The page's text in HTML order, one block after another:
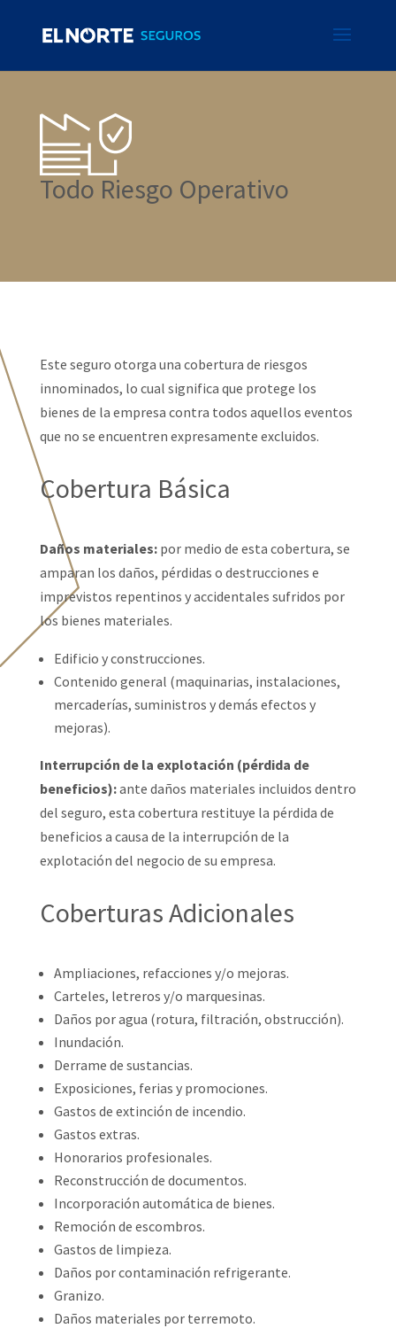
Todo Riesgo Operativo
Este seguro otorga una cobertura de riesgos
innominados, lo cual significa que protege los
bienes de la empresa contra todos aquellos eventos
que no se encuentren expresamente excluidos.
Cobertura Básica
Daños materiales:por medio de esta cobertura, se
amparan los daños, pérdidas o destrucciones e
imprevistos repentinos y accidentales sufridos por
los bienes materiales.
Edificio y construcciones.
Contenido general (maquinarias, instalaciones,
mercaderías, suministros y demás efectos y
mejoras).
Interrupción de la explotación (pérdida de
beneficios):ante daños materiales incluidos dentro
del seguro, esta cobertura restituye la pérdida de
beneficios a causa de la interrupción de la
explotación del negocio de su empresa.
Coberturas Adicionales
Ampliaciones, refacciones y/o mejoras.
Carteles, letreros y/o marquesinas.
Daños por agua (rotura, filtración, obstrucción).
Inundación.
Derrame de sustancias.
Exposiciones, ferias y promociones.
Gastos de extinción de incendio.
Gastos extras.
Honorarios profesionales.
Reconstrucción de documentos.
Incorporación automática de bienes.
Remoción de escombros.
Gastos de limpieza.
Daños por contaminación refrigerante.
Granizo.
Daños materiales por terremoto.